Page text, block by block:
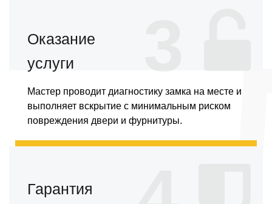
Оказание
услуги
Мастер проводит диагностику замка на месте и
выполняет вскрытие с минимальным риском
повреждения двери и фурнитуры.
Гарантия